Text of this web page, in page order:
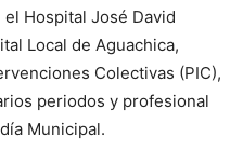
Hospital José David
Local de Aguachica,
Colectivas (PIC),
periodos y profesional
Municipal.